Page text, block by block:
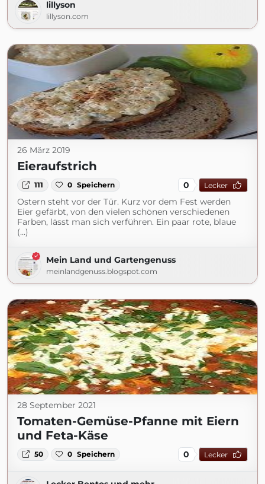
lillyson
lillyson.com
26 März 2019
Eieraufstrich
111 0 Speichern 0 Lecker
Ostern steht vor der Tür. Kurz vor dem Fest werden
Eier gefärbt, von den vielen schönen verschiedenen
Farben, lässt man sich verführen. Ein paar rote, blaue
(...)
Mein Land und Gartengenuss
meinlandgenuss.blogspot.com
28 September 2021
Tomaten-Gemüse-Pfanne mit Eiern
und Feta-Käse
50 0 Speichern 0 Lecker